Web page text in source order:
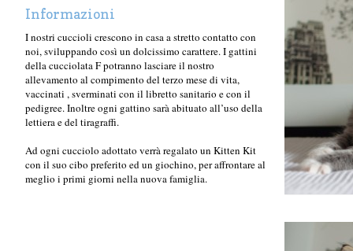
Informazioni
I nostri cuccioli crescono in casa a stretto contatto con
noi, sviluppando così un dolcissimo carattere.I gattini
della cucciolata F potranno lasciare il nostro
allevamento al compimento del terzo mese di vita,
vaccinati , sverminati con il libretto sanitario e con il
pedigree. Inoltre ogni gattino sarà abituato all’uso della
lettiera e del tiragraffi.
Ad ogni cucciolo adottato verrà regalato un Kitten Kit
con il suo cibo preferito ed un giochino, per affrontare al
meglio i primi giorni nella nuova famiglia.